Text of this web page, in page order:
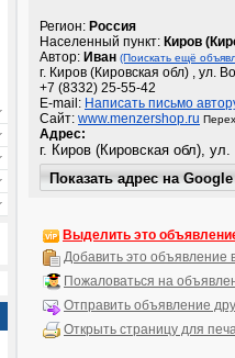
Регион: Россия
Населенный пункт: Киров
Автор: Иван (Поискать ещё
г. Киров (Кировская обл) , ул.
+7 (8332) 25-55-42
E-mail: Написать письмо
Сайт: www.menzershop.ru
Адрес:
Выделить это
Добавить это объявление
Пожаловаться на
Отправить объявление
Открыть страницу для